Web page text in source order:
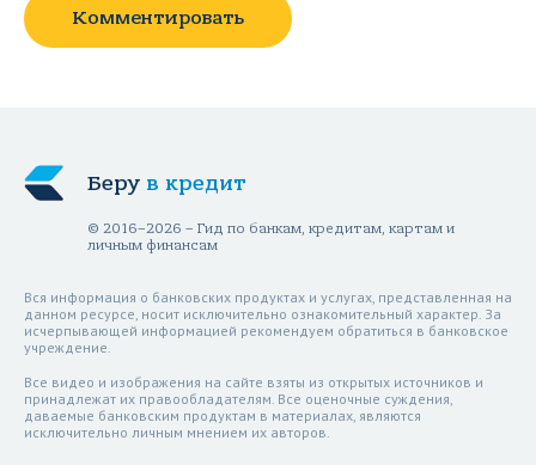
Комментировать
Беру в кредит
© 2016–2026 – Гид по банкам, кредитам, картам и
личным финансам
Вся информация о банковских продуктах и услугах, представленная на
данном ресурсе, носит исключительно ознакомительный характер. За
исчерпывающей информацией рекомендуем обратиться в банковское
учреждение.
Все видео и изображения на сайте взяты из открытых источников и
принадлежат их правообладателям. Все оценочные суждения,
даваемые банковским продуктам в материалах, являются
исключительно личным мнением их авторов.